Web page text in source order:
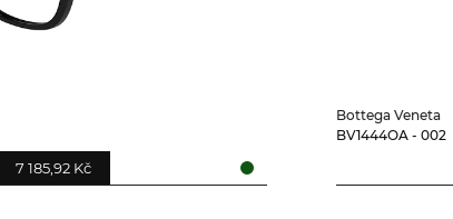
7 185,92 Kč
Bottega Veneta
BV1444OA - 002